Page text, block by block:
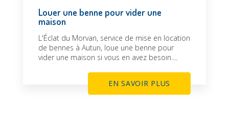
Louer une benne pour vider une
maison
L'Éclat du Morvan, service de mise en location
de bennes à Autun, loue une benne pour
vider une maison si vous en avez besoin....
EN SAVOIR PLUS